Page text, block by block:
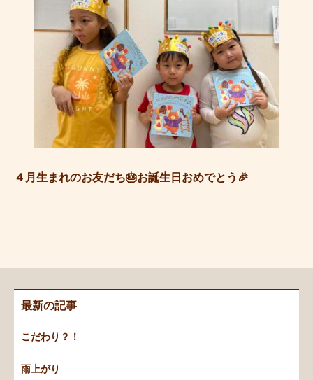
４月生まれのお友だち🎂お誕生日おめでとう🎉
最新の記事
こだわり？！
雨上がり